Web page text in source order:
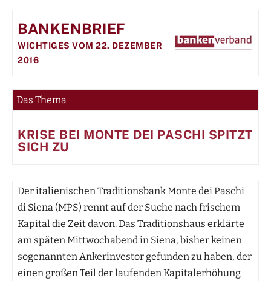
BANKENBRIEF
WICHTIGES VOM 22. DEZEMBER
2016
Das Thema
KRISE BEI MONTE DEI PASCHI SPITZT
SICH ZU
Der italienischen Traditionsbank Monte dei Paschi
di Siena (MPS) rennt auf der Suche nach frischem
Kapital die Zeit davon. Das Traditionshaus erklärte
am späten Mittwochabend in Siena, bisher keinen
sogenannten Ankerinvestor gefunden zu haben, der
einen großen Teil der laufenden Kapitalerhöhung